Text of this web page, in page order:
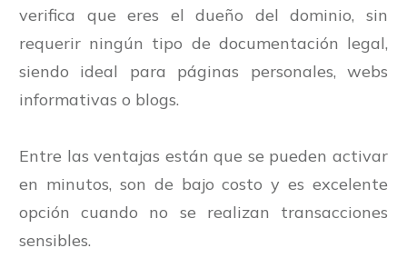
verifica que eres el dueño del dominio, sin
requerir ningún tipo de documentación legal,
siendo ideal para páginas personales, webs
informativas o blogs.
Entre las ventajas están que se pueden activar
en minutos, son de bajo costo y es excelente
opción cuando no se realizan transacciones
sensibles.